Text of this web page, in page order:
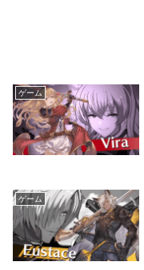
ゲーム
ゲーム